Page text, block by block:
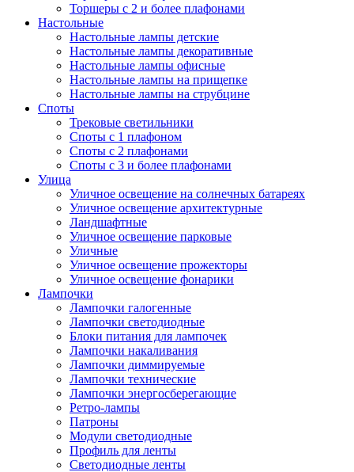
Торшеры с 2 и более плафонами
Настольные
Настольные лампы детские
Настольные лампы декоративные
Настольные лампы офисные
Настольные лампы на прищепке
Настольные лампы на струбцине
Споты
Трековые светильники
Споты с 1 плафоном
Споты с 2 плафонами
Споты с 3 и более плафонами
Улица
Уличное освещение на солнечных батареях
Уличное освещение архитектурные
Ландшафтные
Уличное освещение парковые
Уличные
Уличное освещение прожекторы
Уличное освещение фонарики
Лампочки
Лампочки галогенные
Лампочки светодиодные
Блоки питания для лампочек
Лампочки накаливания
Лампочки диммируемые
Лампочки технические
Лампочки энергосберегающие
Ретро-лампы
Патроны
Модули светодиодные
Профиль для ленты
Светодиодные ленты